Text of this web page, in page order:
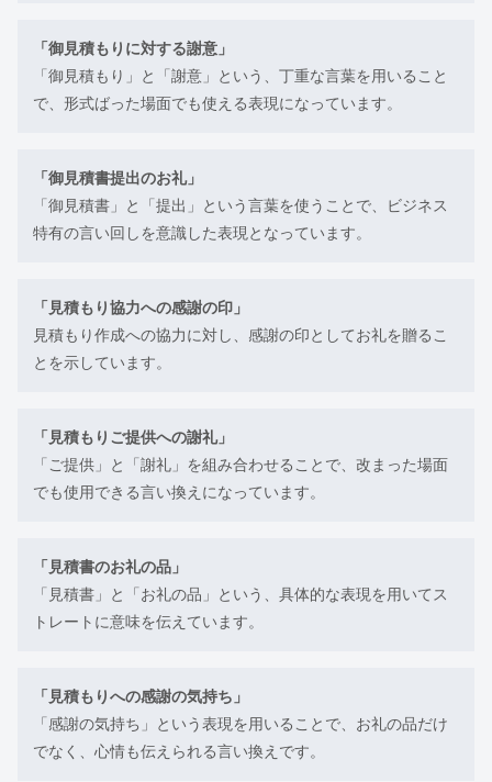
「御見積もりに対する謝意」
「御見積もり」と「謝意」という、丁重な言葉を用いること
で、形式ばった場面でも使える表現になっています。
「御見積書提出のお礼」
「御見積書」と「提出」という言葉を使うことで、ビジネス
特有の言い回しを意識した表現となっています。
「見積もり協力への感謝の印」
見積もり作成への協力に対し、感謝の印としてお礼を贈るこ
とを示しています。
「見積もりご提供への謝礼」
「ご提供」と「謝礼」を組み合わせることで、改まった場面
でも使用できる言い換えになっています。
「見積書のお礼の品」
「見積書」と「お礼の品」という、具体的な表現を用いてス
トレートに意味を伝えています。
「見積もりへの感謝の気持ち」
「感謝の気持ち」という表現を用いることで、お礼の品だけ
でなく、心情も伝えられる言い換えです。